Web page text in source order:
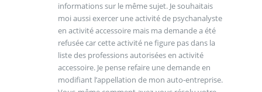
informations sur le même sujet. Je souhaitais
moi aussi exercer une activité de psychanalyste
en activité accessoire mais ma demande a été
refusée car cette activité ne figure pas dans la
liste des professions autorisées en activité
accessoire. Je pense refaire une demande en
modifiant l’appellation de mon auto-entreprise.